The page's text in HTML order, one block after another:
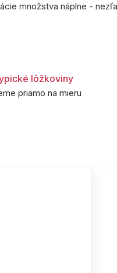
množstva náplne -
lôžkoviny
priamo na mieru